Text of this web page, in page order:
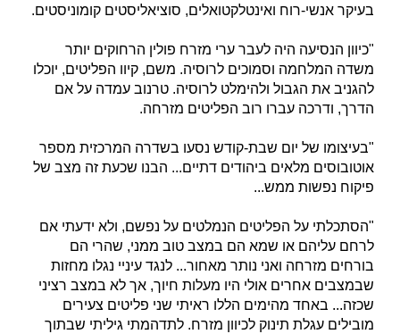
בעיקר אנשי-רוח ואינטלקטואלים, סוציאליסטים קומוניסטים.
"כיוון הנסיעה היה לעבר ערי מזרח פולין הרחוקים יותר
משדה המלחמה וסמוכים לרוסיה. משם, קיוו הפליטים, יוכלו
להגניב את הגבול ולהימלט לרוסיה. טרנוב עמדה על אם
הדרך, ודרכה עברו רוב הפליטים מזרחה.
"בעיצומו של יום שבת-קודש נסעו בשדרה המרכזית מספר
אוטובוסים מלאים ביהודים דתיים... הבנו שכעת זה מצב של
פיקוח נפשות ממש...
"הסתכלתי על הפליטים הנמלטים על נפשם, ולא ידעתי אם
לרחם עליהם או שמא הם במצב טוב ממני, שהרי הם
בורחים מזרחה ואני נותר מאחור... לנגד עיניי נגלו מחזות
שבמצבים אחרים אולי היו מעלות חיוך, אך לא במצב רציני
שכזה... באחד מהימים הללו ראיתי שני פליטים צעירים
מובילים עגלת תינוק לכיוון מזרח. לתדהמתי גיליתי שבתוך